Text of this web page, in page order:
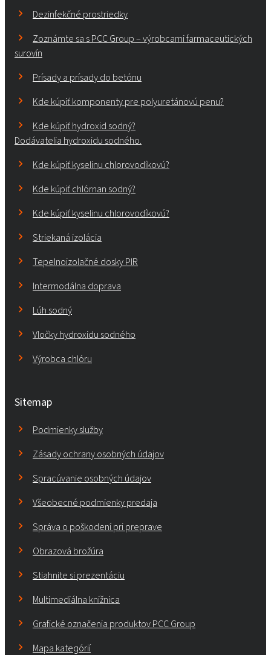
Dezinfekčné prostriedky
Zoznámte sa s PCC Group – výrobcami farmaceutických
surovín
Prísady a prísady do betónu
Kde kúpiť komponenty pre polyuretánovú penu?
Kde kúpiť hydroxid sodný?
Dodávatelia hydroxidu sodného.
Kde kúpiť kyselinu chlorovodíkovú?
Kde kúpiť chlórnan sodný?
Kde kúpiť kyselinu chlorovodíkovú?
Striekaná izolácia
Tepelnoizolačné dosky PIR
Intermodálna doprava
Lúh sodný
Vločky hydroxidu sodného
Výrobca chlóru
Sitemap
Podmienky služby
Zásady ochrany osobných údajov
Spracúvanie osobných údajov
Všeobecné podmienky predaja
Správa o poškodení pri preprave
Obrazová brožúra
Stiahnite si prezentáciu
Multimediálna knižnica
Grafické označenia produktov PCC Group
Mapa kategórií